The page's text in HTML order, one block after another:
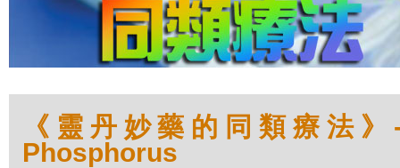
《靈丹妙藥的同類療法》
Phosphorus